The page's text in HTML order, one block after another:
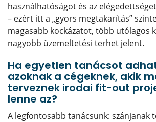
használhatóságot és az
– ezért itt a „gyors megtakarítás”
magasabb kockázatot, több utólagos
nagyobb üzemeltetési terhet jelent.
Ha egyetlen tanácsot
azoknak a cégeknek, akik
terveznek irodai fit-out
lenne az?
A legfontosabb tanácsunk: szánjanak